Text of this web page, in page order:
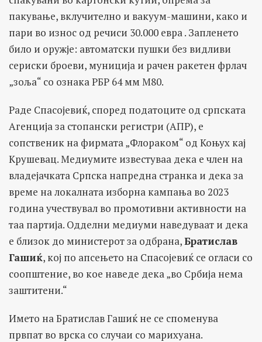
пакување, вклучително и вакуум-машини, како и
пари во износ од речиси 30.000 евра . Запленето
било и оружје: автоматски пушки без видливи
сериски броеви, муниција и рачен ракетен фрлач
„зоља“ со ознака РБР 64 мм М80.
Раде Спасојевиќ, според податоците од српската
Агенција за стопански регистри (АПР), е
сопственик на фирмата „Флораком“ од Коњух кај
Крушевац. Медиумите известуваа дека е член на
владејачката Српска напредна странка и дека за
време на локалната изборна кампања во 2023
година учествувал во промотивни активности на
таа партија. Одделни медиуми наведуваат и дека
е близок до министерот за одбрана,Братислав
Гашиќ, кој по апсењето на Спасојевиќ се огласи со
соопштение, во кое наведе дека „во Србија нема
заштитени.“
Името на Братислав Гашиќ не се споменува
првпат во врска со случаи со марихуана.